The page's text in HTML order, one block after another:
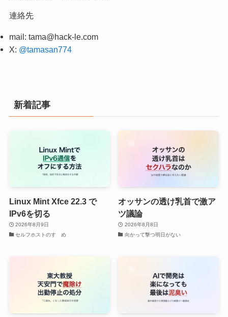
連絡先
mail: tama@hack-le.com
X: @tamasan774
新着記事
Linux Mint Xfce 22.3 で
IPv6を切る
2026年8月9日
セルフホストのすゝめ
オッサンの透け乳首で激ア
ツ議論
2026年8月8日
向かって撃つ明日がない